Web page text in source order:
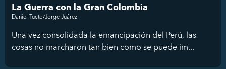
La Guerra con la Gran Colombia
Daniel Tucto/Jorge Juárez
Una vez consolidada la emancipación del Perú, las
cosas no marcharon tan bien como se puede im...